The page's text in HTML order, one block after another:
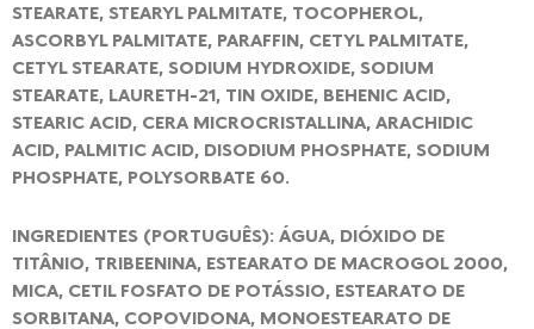
STEARATE, STEARYL PALMITATE, TOCOPHEROL,
ASCORBYL PALMITATE, PARAFFIN, CETYL PALMITATE,
CETYL STEARATE, SODIUM HYDROXIDE, SODIUM
STEARATE, LAURETH-21, TIN OXIDE, BEHENIC ACID,
STEARIC ACID, CERA MICROCRISTALLINA, ARACHIDIC
ACID, PALMITIC ACID, DISODIUM PHOSPHATE, SODIUM
PHOSPHATE, POLYSORBATE 60.
INGREDIENTES (PORTUGUÊS): ÁGUA, DIÓXIDO DE
TITÂNIO, TRIBEENINA, ESTEARATO DE MACROGOL 2000,
MICA, CETIL FOSFATO DE POTÁSSIO, ESTEARATO DE
SORBITANA, COPOVIDONA, MONOESTEARATO DE